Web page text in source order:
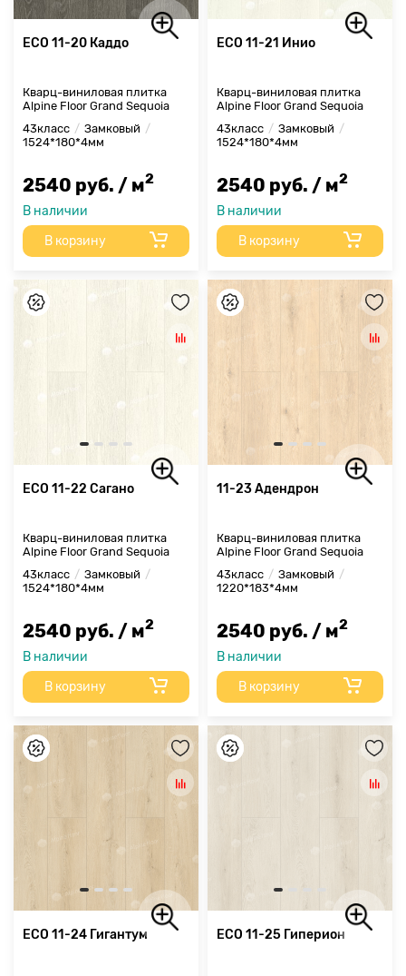
ECO 11-20 Каддо
Кварц-виниловая плитка
Alpine Floor Grand Sequoia
43класс
Замковый
1524*180*4мм
2540 руб. / м2
В наличии
В корзину
ECO 11-21 Инио
Кварц-виниловая плитка
Alpine Floor Grand Sequoia
43класс
Замковый
1524*180*4мм
2540 руб. / м2
В наличии
В корзину
ECO 11-22 Сагано
Кварц-виниловая плитка
Alpine Floor Grand Sequoia
43класс
Замковый
1524*180*4мм
2540 руб. / м2
В наличии
В корзину
11-23 Адендрон
Кварц-виниловая плитка
Alpine Floor Grand Sequoia
43класс
Замковый
1220*183*4мм
2540 руб. / м2
В наличии
В корзину
ECO 11-24 Гигантум ECO 11-25 Гиперион